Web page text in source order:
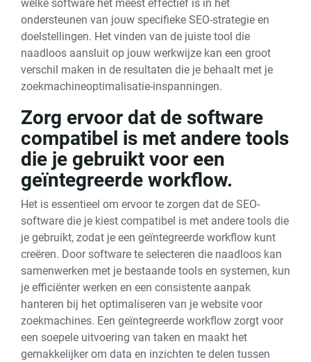
welke software het meest effectief is in het
ondersteunen van jouw specifieke SEO-strategie en
doelstellingen. Het vinden van de juiste tool die
naadloos aansluit op jouw werkwijze kan een groot
verschil maken in de resultaten die je behaalt met je
zoekmachineoptimalisatie-inspanningen.
Zorg ervoor dat de software
compatibel is met andere tools
die je gebruikt voor een
geïntegreerde workflow.
Het is essentieel om ervoor te zorgen dat de SEO-
software die je kiest compatibel is met andere tools die
je gebruikt, zodat je een geïntegreerde workflow kunt
creëren. Door software te selecteren die naadloos kan
samenwerken met je bestaande tools en systemen, kun
je efficiënter werken en een consistente aanpak
hanteren bij het optimaliseren van je website voor
zoekmachines. Een geïntegreerde workflow zorgt voor
een soepele uitvoering van taken en maakt het
gemakkelijker om data en inzichten te delen tussen